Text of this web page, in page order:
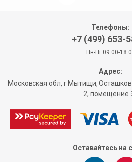
Телефоны:
+7 (499) 653-
Пн-Пт 09:00-
Адрес:
Московская обл, г Мытищи,
2, помещение
Оставайтесь на